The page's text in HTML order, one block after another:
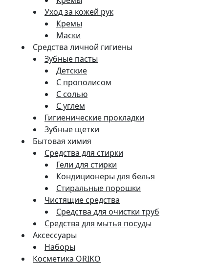
Уход за кожей рук
Кремы
Маски
Средства личной гигиены
Зубные пасты
Детские
С прополисом
С солью
С углем
Гигиенические прокладки
Зубные щетки
Бытовая химия
Средства для стирки
Гели для стирки
Кондиционеры для белья
Стиральные порошки
Чистящие средства
Средства для очистки труб
Средства для мытья посуды
Аксессуары
Наборы
Косметика ORIKO